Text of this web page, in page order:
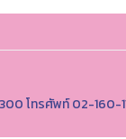
โทรศัพท์ 02-160-